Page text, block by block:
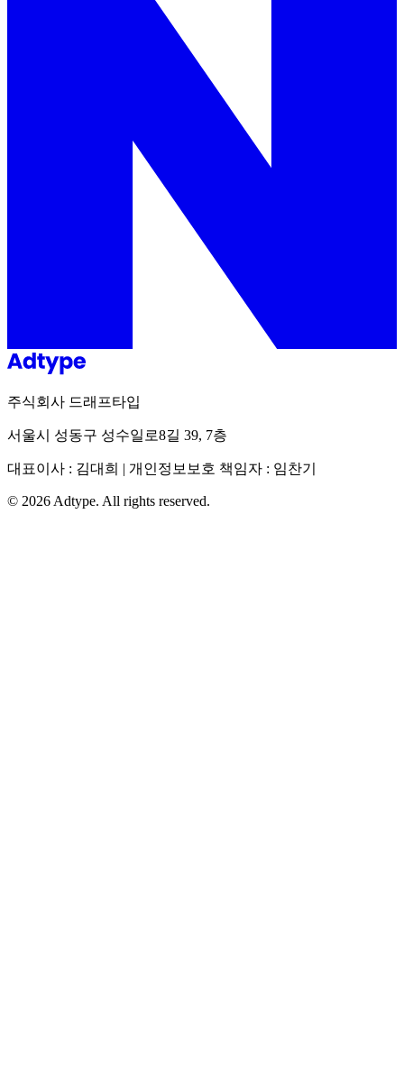
주식회사 드래프타입
서울시 성동구 성수일로8길 39, 7층
대표이사 : 김대희 | 개인정보보호 책임자 : 임찬기
© 2026 Adtype. All rights reserved.